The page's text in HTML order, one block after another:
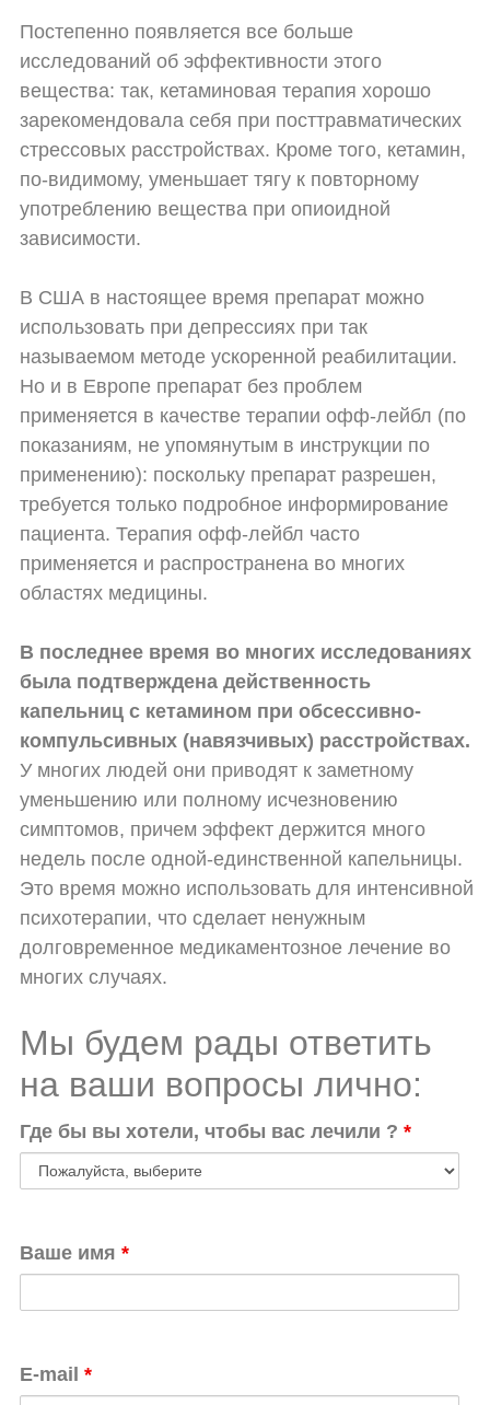
Постепенно появляется все больше
исследований об эффективности этого
вещества: так, кетаминовая терапия хорошо
зарекомендовала себя при посттравматических
стрессовых расстройствах. Кроме того, кетамин,
по-видимому, уменьшает тягу к повторному
употреблению вещества при опиоидной
зависимости.
В США в настоящее время препарат можно
использовать при депрессиях при так
называемом методе ускоренной реабилитации.
Но и в Европе препарат без проблем
применяется в качестве терапии офф-лейбл (по
показаниям, не упомянутым в инструкции по
применению): поскольку препарат разрешен,
требуется только подробное информирование
пациента. Терапия офф-лейбл часто
применяется и распространена во многих
областях медицины.
В последнее время во многих исследованиях
была подтверждена действенность
капельниц с кетамином при обсессивно-
компульсивных (навязчивых) расстройствах.
У многих людей они приводят к заметному
уменьшению или полному исчезновению
симптомов, причем эффект держится много
недель после одной-единственной капельницы.
Это время можно использовать для интенсивной
психотерапии, что сделает ненужным
долговременное медикаментозное лечение во
многих случаях.
Мы будем рады ответить
на ваши вопросы лично:
Где бы вы хотели, чтобы вас лечили ? *
Ваше имя *
E-mail *